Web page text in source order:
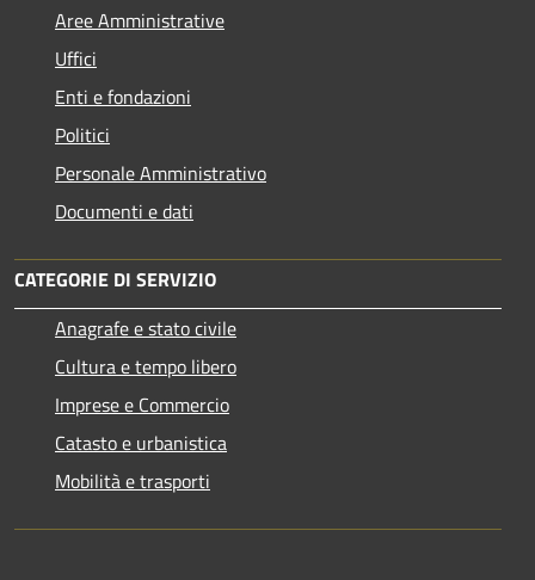
Aree Amministrative
Uffici
Enti e fondazioni
Politici
Personale Amministrativo
Documenti e dati
CATEGORIE DI SERVIZIO
Anagrafe e stato civile
Cultura e tempo libero
Imprese e Commercio
Catasto e urbanistica
Mobilità e trasporti